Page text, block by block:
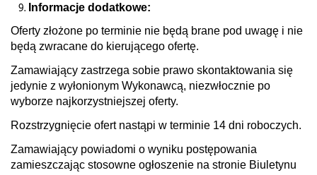
Informacje dodatkowe:
Oferty złożone po terminie nie będą brane pod uwagę i nie
będą zwracane do kierującego ofertę.
Zamawiający zastrzega sobie prawo skontaktowania się
jedynie z wyłonionym Wykonawcą, niezwłocznie po
wyborze najkorzystniejszej oferty.
Rozstrzygnięcie ofert nastąpi w terminie 14 dni roboczych.
Zamawiający powiadomi o wyniku postępowania
zamieszczając stosowne ogłoszenie na stronie Biuletynu